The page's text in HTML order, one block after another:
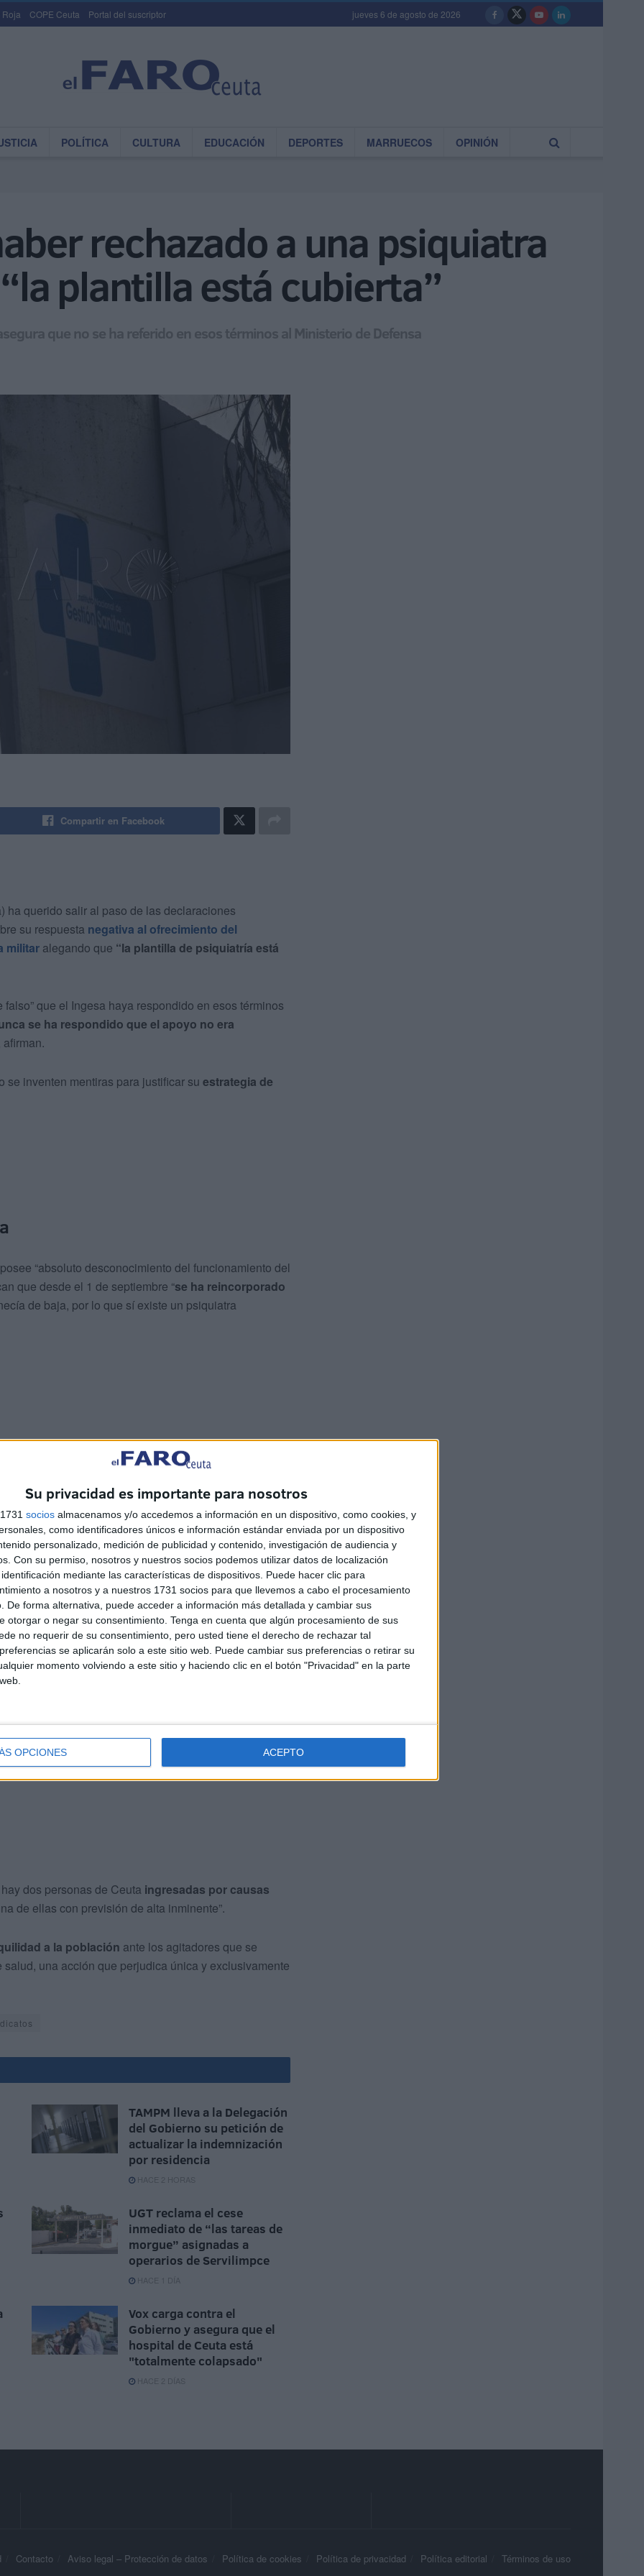
Su privacidad es importante para nosotros
socios almacenamos y/o accedemos a información en un dispositivo, como cookies, y
como identificadores únicos e información estándar enviada por un dispositivo
personalizado, medición de publicidad y contenido, investigación de audiencia y
Con su permiso, nosotros y nuestros socios podemos utilizar datos de localización
mediante las características de dispositivos. Puede hacer clic para
a nosotros y a nuestros 1731 socios para que llevemos a cabo el procesamiento
De forma alternativa, puede acceder a información más detallada y cambiar sus
otorgar o negar su consentimiento. Tenga en cuenta que algún procesamiento de sus
no requerir de su consentimiento, pero usted tiene el derecho de rechazar tal
se aplicarán solo a este sitio web. Puede cambiar sus preferencias o retirar su
momento volviendo a este sitio y haciendo clic en el botón "Privacidad" en la parte
OPCIONES ACEPTO
Roja COPE Ceuta Portal del suscriptor jueves 6 de agosto de 2026
POLÍTICA CULTURA EDUCACIÓN DEPORTES MARRUECOS OPINIÓN
rechazado a una psiquiatra
plantilla está cubierta”
que no se ha referido en esos términos al Ministerio de Defensa
Compartir en Facebook
ha querido salir al paso de las declaraciones
su respuesta negativa al ofrecimiento del
militar alegando que “la plantilla de psiquiatría está
que el Ingesa haya respondido en esos términos
se ha respondido que el apoyo no era
afirman.
se inventen mentiras para justificar su estrategia de
“absoluto desconocimiento del funcionamiento del
que desde el 1 de septiembre “se ha reincorporado
de baja, por lo que sí existe un psiquiatra
estado garantizada en todo momento
se produjeron las bajas de los cuatro psiquiatras en
garantizar la calidad de la asistencia
son el instrumento del que se ha dotado el Sistema
todo el amplio espectro de casos que supone la
“que los traslados a la Península, se realizan
”.
dos personas de Ceuta ingresadas por causas
de ellas con previsión de alta inminente”.
a la población ante los agitadores que se
una acción que perjudica única y exclusivamente
TAMPM lleva a la Delegación
del Gobierno su petición de
actualizar la indemnización
por residencia
HACE 2 HORAS
UGT reclama el cese
inmediato de “las tareas de
morgue” asignadas a
operarios de Servilimpce
HACE 1 DÍA
Vox carga contra el
Gobierno y asegura que el
hospital de Ceuta está
"totalmente colapsado"
HACE 2 DÍAS
Contacto Aviso legal – Protección de datos Política de cookies Política de privacidad Política editorial Términos de uso